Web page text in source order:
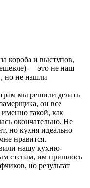
короба и выступов,
— это не наш
но не нашли
мы решили делать
он все
такой, как
окончательно. Не
но кухня идеально
нравится.
нашу кухню-
стенам, им пришлось
но результат